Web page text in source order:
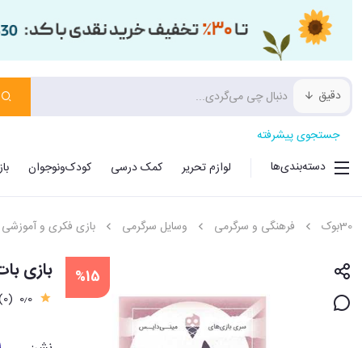
دقیق
جستجوی پیشرفته
دسته‌بندی‌ها
لوازم تحریر کمک درسی کودک‌ونوجوان
30بوک فرهنگی و سرگرمی وسایل سرگرمی بازی فکری و آموزشی
%15 بازی
0٫0 (0)